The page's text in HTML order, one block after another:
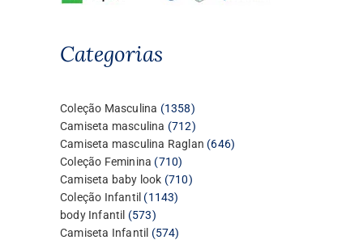
Categorias
Coleção Masculina 13581358
produtos
Camiseta masculina 712712
produtos
Camiseta masculina Raglan 646646
Coleção Feminina 710710
produtos
Camiseta baby look 710710
Coleção Infantil 11431143
body Infantil 573573
produtos
Camiseta Infantil 574574